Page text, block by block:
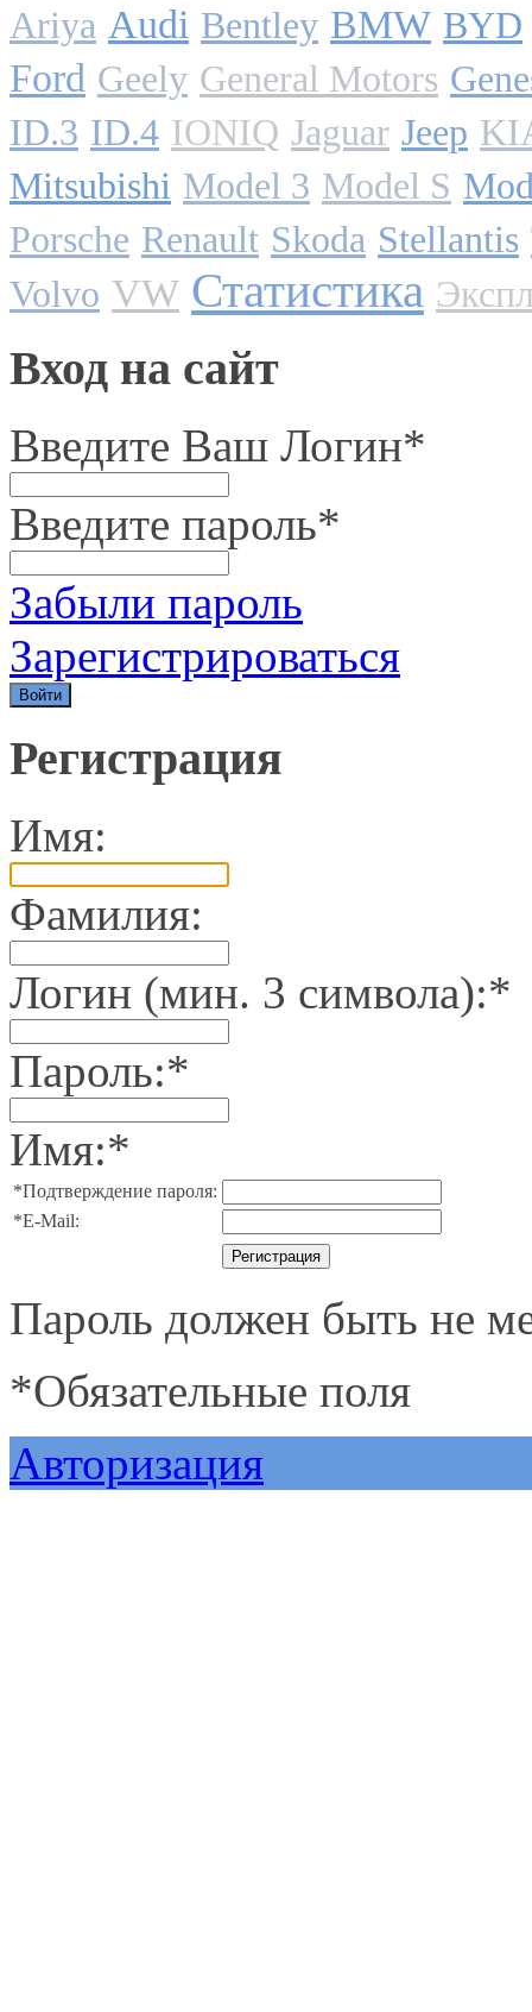
Ariya Audi Bentley BMW BYD
Ford Geely General Motors
ID.3 ID.4 IONIQ Jaguar Jeep
Mitsubishi Model 3 Model S
Porsche Renault Skoda Stellantis
Volvo VW Статистика
Вход на сайт
Введите Ваш Логин*
Введите пароль*
Забыли пароль
Зарегистрироваться
Регистрация
Имя:
Фамилия:
Логин (мин. 3 символа):*
Пароль:*
Имя:*
*Подтверждение пароля:
*E-Mail:
Пароль должен быть не
*Обязательные поля
Авторизация